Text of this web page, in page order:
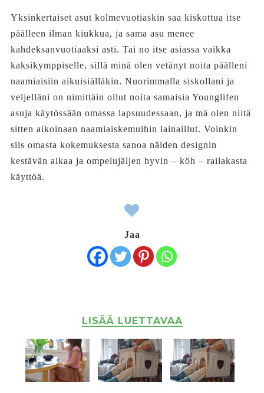
Yksinkertaiset asut kolmevuotiaskin saa kiskottua itse
päälleen ilman kiukkua, ja sama asu menee
kahdeksanvuotiaaksi asti. Tai no itse asiassa vaikka
kaksikymppiselle, sillä minä olen vetänyt noita päälleni
naamiaisiin aikuisiälläkin. Nuorimmalla siskollani ja
veljelläni on nimittäin ollut noita samaisia Younglifen
asuja käytössään omassa lapsuudessaan, ja mä olen niitä
sitten aikoinaan naamiaiskemuihin lainaillut. Voinkin
siis omasta kokemuksesta sanoa näiden designin
kestävän aikaa ja ompelujäljen hyvin – köh – railakasta
käyttöä.
Jaa
LISÄÄ LUETTAVAA